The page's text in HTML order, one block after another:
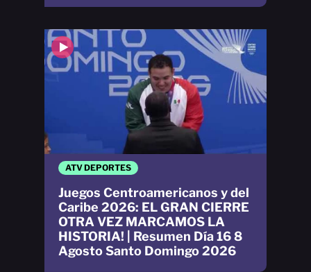
ATV DEPORTES
Juegos Centroamericanos y del
Caribe 2026: EL GRAN CIERRE
OTRA VEZ MARCAMOS LA
HISTORIA! | Resumen Día 16 8
Agosto Santo Domingo 2026